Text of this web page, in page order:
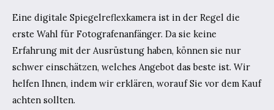
Eine digitale Spiegelreflexkamera ist in der Regel die
erste Wahl für Fotografenanfänger. Da sie keine
Erfahrung mit der Ausrüstung haben, können sie nur
schwer einschätzen, welches Angebot das beste ist. Wir
helfen Ihnen, indem wir erklären, worauf Sie vor dem Kauf
achten sollten.